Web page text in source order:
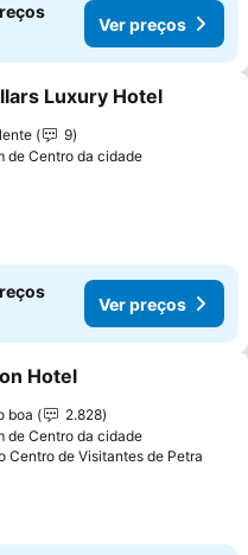
Ver preços
aos favoritos
Luxury Hotel
9
de Centro da cidade
Ver preços
aos favoritos
Hotel
boa
2.828
de Centro da cidade
Centro de Visitantes de Petra